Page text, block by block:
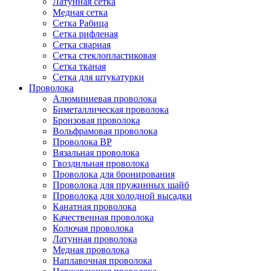
Медная сетка
Сетка Рабица
Сетка рифленая
Сетка сварная
Сетка стеклопластиковая
Сетка тканая
Сетка для штукатурки
Проволока
Алюминиевая проволока
Биметаллическая проволока
Бронзовая проволока
Вольфрамовая проволока
Проволока ВР
Вязальная проволока
Гвоздильная проволока
Проволока для бронирования
Проволока для пружинных шайб
Проволока для холодной высадки
Канатная проволока
Качественная проволока
Колючая проволока
Латунная проволока
Медная проволока
Наплавочная проволока